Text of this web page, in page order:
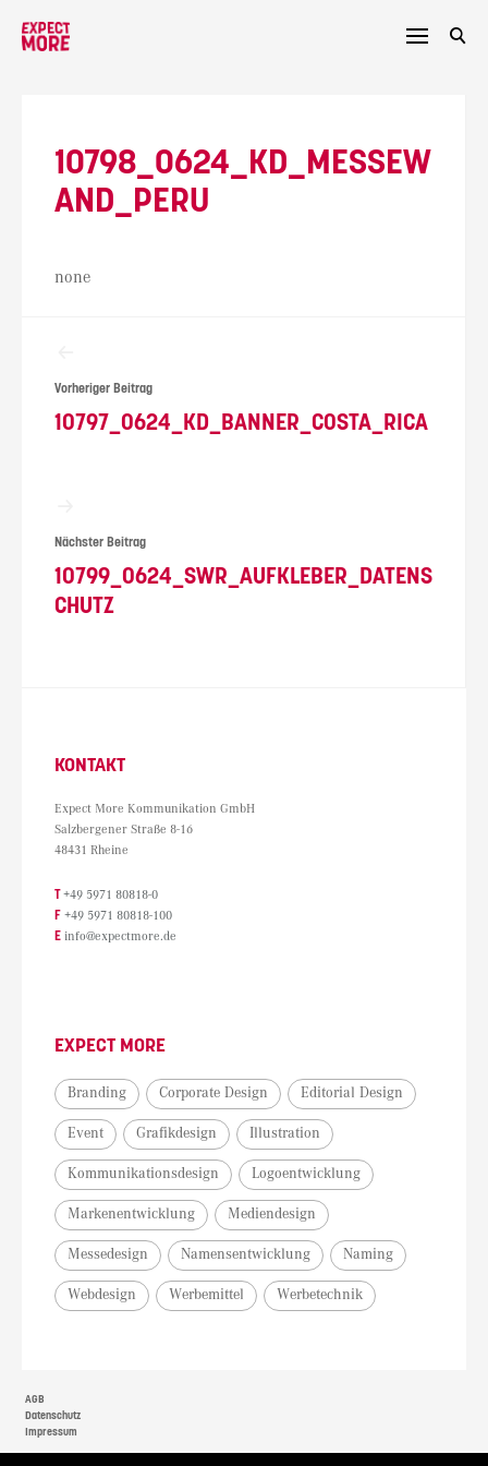
10798_0624_KD_MESSEW
AND_PERU
none
Vorheriger Beitrag
10797_0624_KD_BANNER_COSTA_RICA
Nächster Beitrag
10799_0624_SWR_AUFKLEBER_DATENS
CHUTZ
KONTAKT
Expect More Kommunikation GmbH
Salzbergener Straße 8-16
48431 Rheine
T +49 5971 80818-0
F +49 5971 80818-100
E info@expectmore.de
EXPECT MORE
Branding Corporate Design Editorial Design
Event Grafikdesign Illustration
Kommunikationsdesign Logoentwicklung
Markenentwicklung Mediendesign
Messedesign Namensentwicklung Naming
Webdesign Werbemittel Werbetechnik
AGB
Datenschutz
Impressum